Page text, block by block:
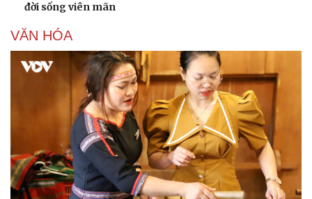
Dinh dưỡng - món ngon
Cây thuốc
Sản phụ khoa
Nhi khoa
Đời sống
Nhà đẹp
Blog
Tình yêu - Gia đình
đời sống viên mãn
VĂN HÓA